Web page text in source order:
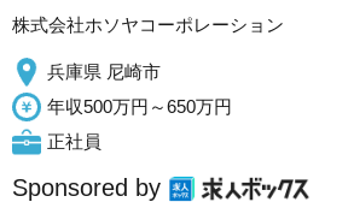
株式会社ホソヤコーポレーション
兵庫県 尼崎市
年収500万円～650万円
正社員
Sponsored by